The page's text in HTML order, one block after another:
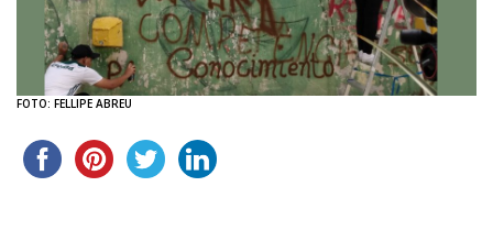
FOTO: FELLIPE ABREU